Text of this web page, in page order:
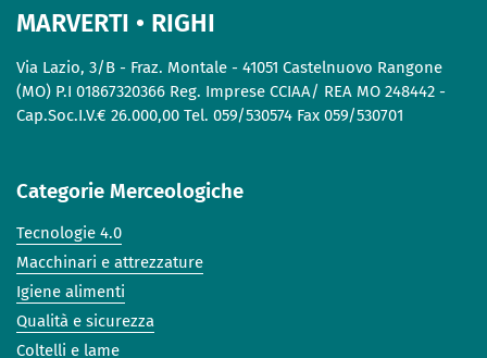
MARVERTI • RIGHI
Via Lazio, 3/B - Fraz. Montale - 41051 Castelnuovo Rangone
(MO) P.I 01867320366 Reg. Imprese CCIAA/ REA MO 248442 -
Cap.Soc.I.V.€ 26.000,00 Tel. 059/530574 Fax 059/530701
Categorie Merceologiche
Tecnologie 4.0
Macchinari e attrezzature
Igiene alimenti
Qualità e sicurezza
Coltelli e lame